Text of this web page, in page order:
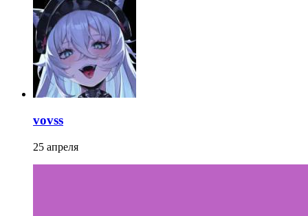
vovss
25 апреля